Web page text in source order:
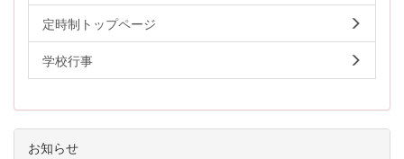
定時制トップページ
学校行事
お知らせ